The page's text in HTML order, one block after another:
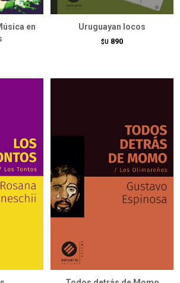
en
Uruguayan locos
$U 890